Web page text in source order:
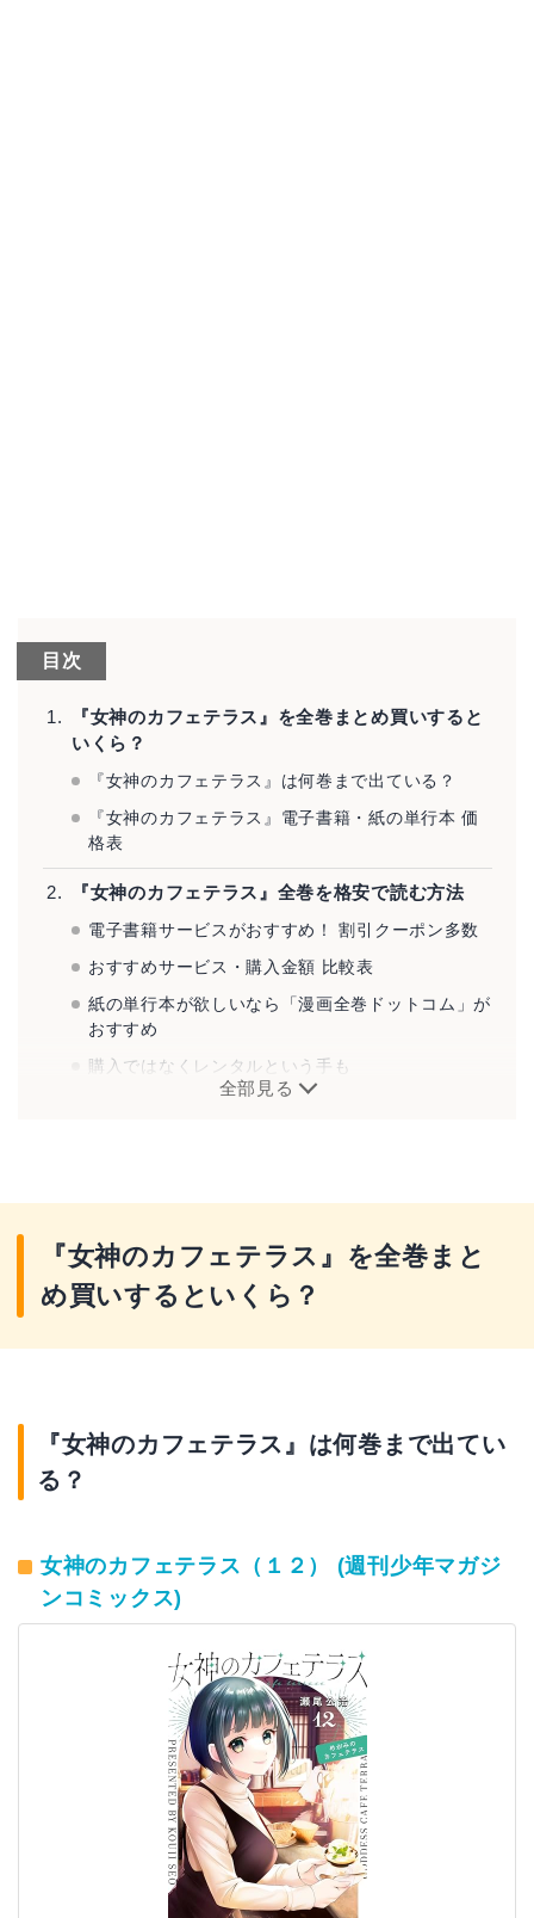
目次
『女神のカフェテラス』を全巻まとめ買いすると
いくら？
『女神のカフェテラス』は何巻まで出ている？
『女神のカフェテラス』電子書籍・紙の単行本 価
格表
『女神のカフェテラス』全巻を格安で読む方法
電子書籍サービスがおすすめ！ 割引クーポン多数
おすすめサービス・購入金額 比較表
紙の単行本が欲しいなら「漫画全巻ドットコム」が
おすすめ
購入ではなくレンタルという手も
全部見る
『女神のカフェテラス』を全巻まと
め買いするといくら？
『女神のカフェテラス』は何巻まで出てい
る？
女神のカフェテラス（１２） (週刊少年マガジ
ンコミックス)